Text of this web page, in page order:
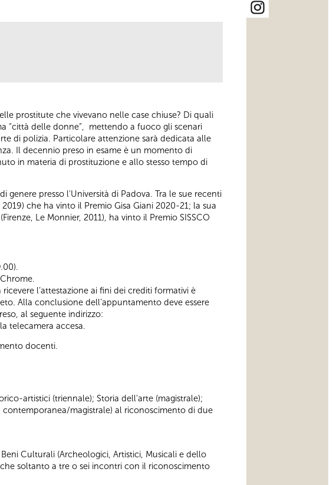
prostitute che vivevano nelle case chiuse? Di quali
“città delle donne”, mettendo a fuoco gli scenari
di polizia. Particolare attenzione sarà dedicata alle
Il decennio preso in esame è un momento di
in materia di prostituzione e allo stesso tempo di
presso l'Università di Padova. Tra le sue recenti
che ha vinto il Premio Gisa Giani 2020-21; la sua
(Firenze, Le Monnier, 2011), ha vinto il Premio SISSCO
l’attestazione ai fini dei crediti formativi è
Alla conclusione dell’appuntamento deve essere
al seguente indirizzo:
telecamera accesa.
docenti.
artistici (triennale); Storia dell’arte (magistrale);
contemporanea/magistrale) al riconoscimento di due
Culturali (Archeologici, Artistici, Musicali e dello
soltanto a tre o sei incontri con il riconoscimento